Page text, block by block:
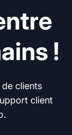
!
clients
client